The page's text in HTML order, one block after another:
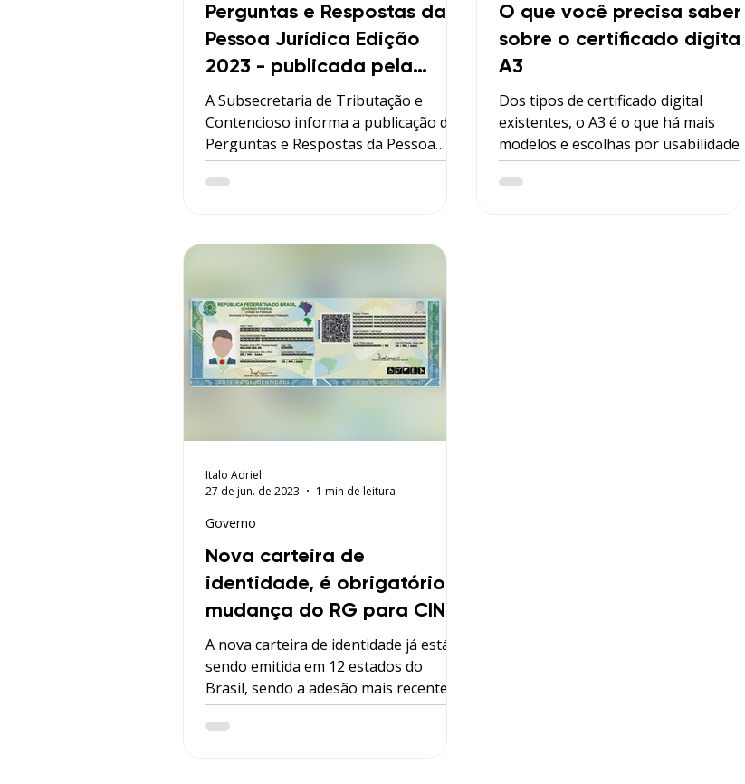
Perguntas e Respostas da
Pessoa Jurídica Edição
2023 - publicada pela
Receita Federal
A Subsecretaria de Tributação e
Contencioso informa a publicação do
Perguntas e Respostas da Pessoa
Jurídica - edição 2023, por meio do
qual são apresentadas mais de 900
Tributação, relacionadas às seguintes
Imposto sobre a Renda da Pessoa
Jurídica e Contribuição Social sobre o
Lucro Líquido Simples Nacional
Tratamento Tributário das Sociedades
Cooperativas Tributação da Renda e
O que você precisa saber
sobre o certificado digital
A3
Dos tipos de certificado digital
existentes, o A3 é o que há mais
modelos e escolhas por usabilidade.
Mas não é complicado escolher o seu.
Preparamos abaixo tudo que você
Nova carteira de
identidade, é obrigatório a
mudança do RG para CIN?
A nova carteira de identidade já está
sendo emitida em 12 estados do
Brasil, sendo a adesão mais recente
no estado de Manaus. Os demais são:
Acre, Alagoas, Amazonas, Goiás, Mato
Governo
Italo Adriel
27 de jun. de 2023
1 min de leitura